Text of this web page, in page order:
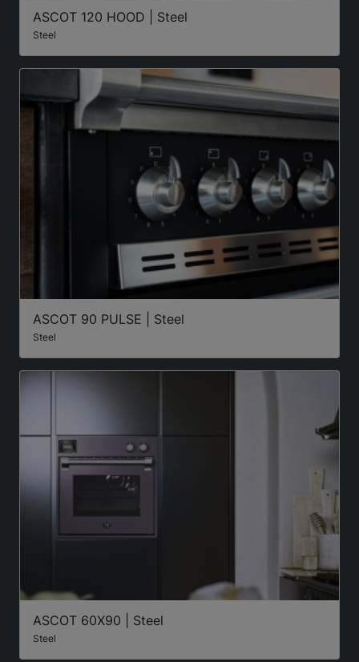
ASCOT 120 HOOD | Steel
Steel
ASCOT 90 PULSE | Steel
Steel
ASCOT 60X90 | Steel
Steel